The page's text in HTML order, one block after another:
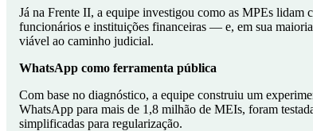
Já na Frente II, a equipe investigou como as MPEs lidam
funcionários e instituições financeiras — e, em sua
viável ao caminho judicial.
WhatsApp como ferramenta pública
Com base no diagnóstico, a equipe construiu um
WhatsApp para mais de 1,8 milhão de MEIs, foram
simplificadas para regularização.